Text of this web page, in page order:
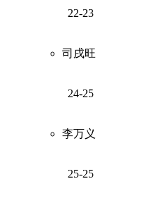
22-23
司戌旺
24-25
李万义
25-25